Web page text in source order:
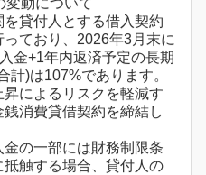
動について
貸付人とする借入契約
ており、2026年3月末に
金+1年内返済予定の長期
計)は107%であります。
によるリスクを軽減す
消費貸借契約を締結し
の一部には財務制限条
触する場合、貸付人の